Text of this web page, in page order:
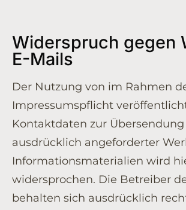
Widerspruch gegen
E-Mails
Der Nutzung von im Rahmen
Impressumspflicht
Kontaktdaten zur
ausdrücklich angeforderter
Informationsmaterialien wird
widersprochen. Die Betreiber
behalten sich ausdrücklich